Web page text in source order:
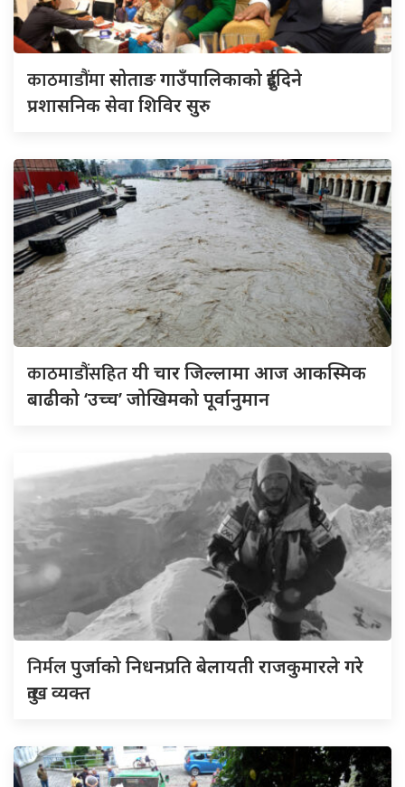
काठमाडौंमासोताङ गाउँपालिकाको दुईदिने
प्रशासनिक सेवा शिविर सुरु
काठमाडौंसहितयी चार जिल्लामा आज आकस्मिक
बाढीको ‘उच्च’ जोखिमको पूर्वानुमान
निर्मलपुर्जाको निधनप्रति बेलायती राजकुमारले गरे
दुःख व्यक्त